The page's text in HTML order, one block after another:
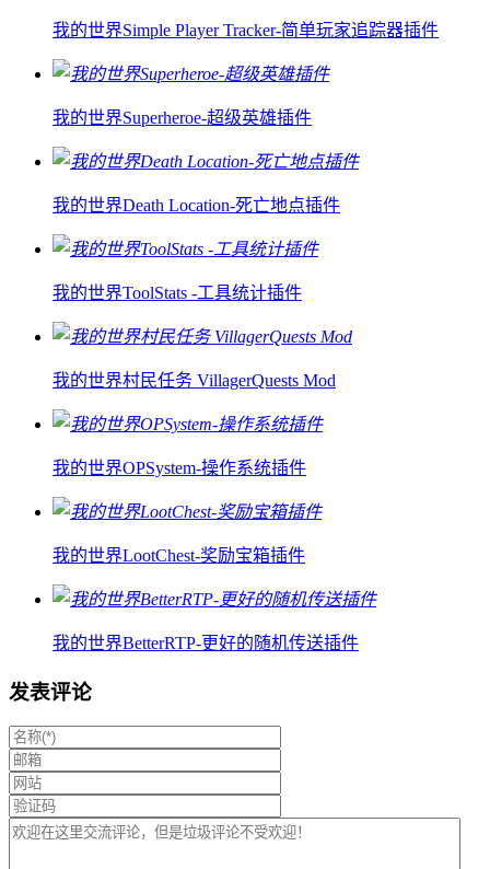
我的世界Simple Player Tracker-简单玩家追踪器插件
我的世界Superheroe-超级英雄插件
我的世界Death Location-死亡地点插件
我的世界ToolStats -工具统计插件
我的世界村民任务 VillagerQuests Mod
我的世界OPSystem-操作系统插件
我的世界LootChest-奖励宝箱插件
我的世界BetterRTP-更好的随机传送插件
发表评论